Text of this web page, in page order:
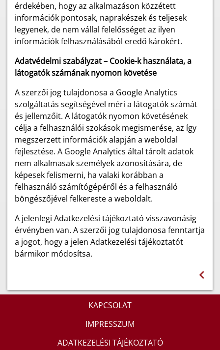
érdekében, hogy az alkalmazáson közzétett
információk pontosak, naprakészek és teljesek
legyenek, de nem vállal felelősséget az ilyen
információk felhasználásából eredő károkért.
Adatvédelmi szabályzat – Cookie-k használata, a
látogatók számának nyomon követése
A szerzői jog tulajdonosa a Google Analytics
szolgáltatás segítségével méri a látogatók számát
és jellemzőit. A látogatók nyomon követésének
célja a felhasználói szokások megismerése, az így
megszerzett információk alapján a weboldal
fejlesztése. A Google Analytics által tárolt adatok
nem alkalmasak személyek azonosítására, de
képesek felismerni, ha valaki korábban a
felhasználó számítógépéről és a felhasználó
böngészőjével felkereste a weboldalt.
A jelenlegi Adatkezelési tájékoztató visszavonásig
érvényben van. A szerzői jog tulajdonosa fenntartja
a jogot, hogy a jelen Adatkezelési tájékoztatót
bármikor módosítsa.
KAPCSOLAT
IMPRESSZUM
ADATKEZELÉSI TÁJÉKOZTATÓ